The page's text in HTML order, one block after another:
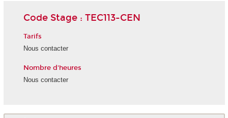
Code Stage : TEC113-CEN
Tarifs
Nous contacter
Nombre d'heures
Nous contacter